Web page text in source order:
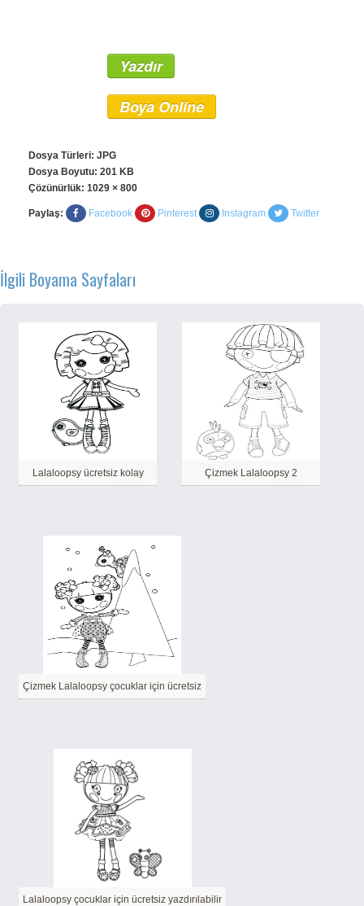
Yazdır
Boya Online
Dosya Türleri: JPG
Dosya Boyutu: 201 KB
Çözünürlük: 1029 × 800
Paylaş: Facebook Pinterest Instagram Twitter
İlgili Boyama Sayfaları
Lalaloopsy ücretsiz kolay Çizmek Lalaloopsy 2
Çizmek Lalaloopsy çocuklar için ücretsiz
Lalaloopsy çocuklar için ücretsiz yazdırılabilir